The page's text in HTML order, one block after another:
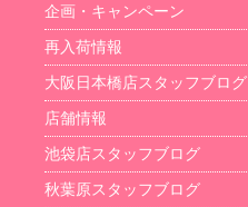
企画・キャンペーン
再入荷情報
大阪日本橋店スタッフブログ
店舗情報
池袋店スタッフブログ
秋葉原スタッフブログ